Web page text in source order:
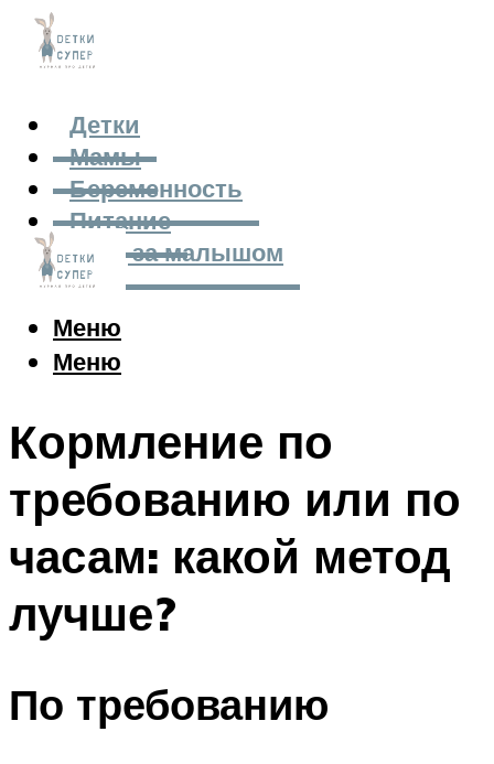
Детки
Мамы
Беременность
Питание
Уход за малышом
Меню
Меню
Кормление по
требованию или по
часам: какой метод
лучше?
По требованию